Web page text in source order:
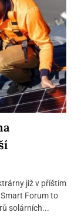
již v příštím
Forum to
solárních...